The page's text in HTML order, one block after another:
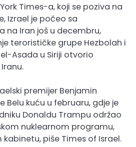
Times-a, koji se poziva na
Izrael je počeo sa
na Iran još u decembru,
terorističke grupe Hezbolah i
Asada u Siriji otvorio
premijer Benjamin
Belu kuću u februaru, gdje je
Donaldu Trampu održao
nuklearnom programu,
piše Times of Israel.